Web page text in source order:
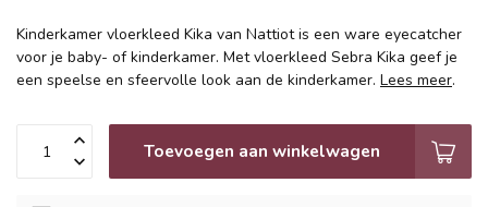
Kinderkamer vloerkleed Kika van Nattiot is een ware eyecatcher
voor je baby- of kinderkamer. Met vloerkleed Sebra Kika geef je
een speelse en sfeervolle look aan de kinderkamer. Lees meer.
Toevoegen aan winkelwagen